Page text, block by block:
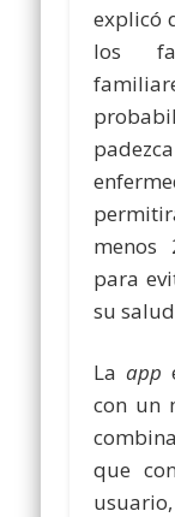
explicó
los
menos
para
su
Laapp
con un
que